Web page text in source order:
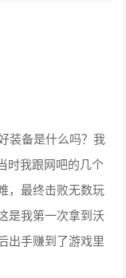
装备是什么吗？我
时我跟网吧的几个
，最终击败无数玩
是我第一次拿到沃
出手赚到了游戏里